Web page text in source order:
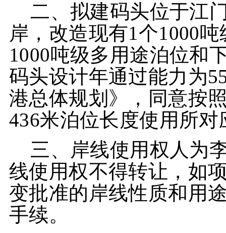
二、拟建码头位于江
岸，改造现有1个1000
1000吨级多用途泊位和
码头设计年通过能力为
港总体规划》，同意按
436米泊位长度使用所
三、岸线使用权人为
线使用权不得转让，如
变批准的岸线性质和用
手续。